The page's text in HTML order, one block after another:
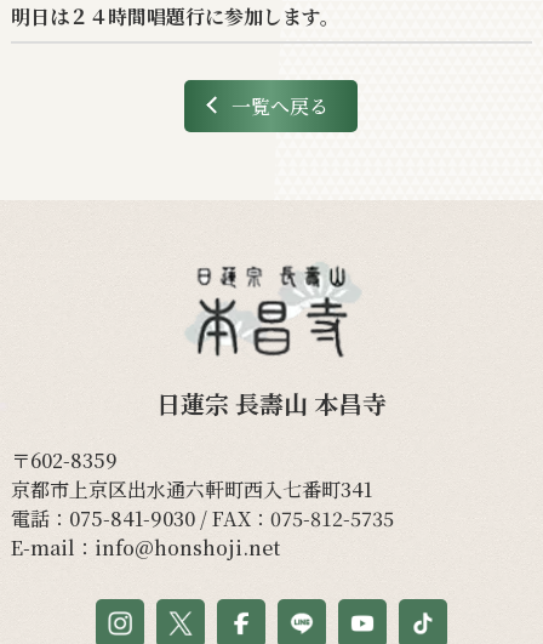
明日は２４時間唱題行に参加します。
一覧へ戻る
日蓮宗 長壽山 本昌寺
〒602-8359
京都市上京区出水通六軒町西入七番町341
電話： 075-841-9030/ FAX：075-812-5735
E-mail： info@honshoji.net